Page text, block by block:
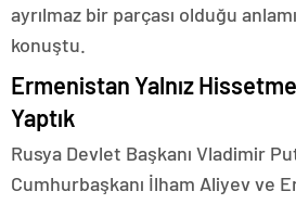
ayrılmaz bir parçası olduğu
konuştu.
Ermenistan Yalnız
Yaptık
Rusya Devlet Başkanı Vladimir
Cumhurbaşkanı İlham Aliyev ve